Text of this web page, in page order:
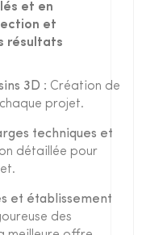
et en
et
résultats
3D : Création de
projet.
techniques et
détaillée pour
et établissement
des